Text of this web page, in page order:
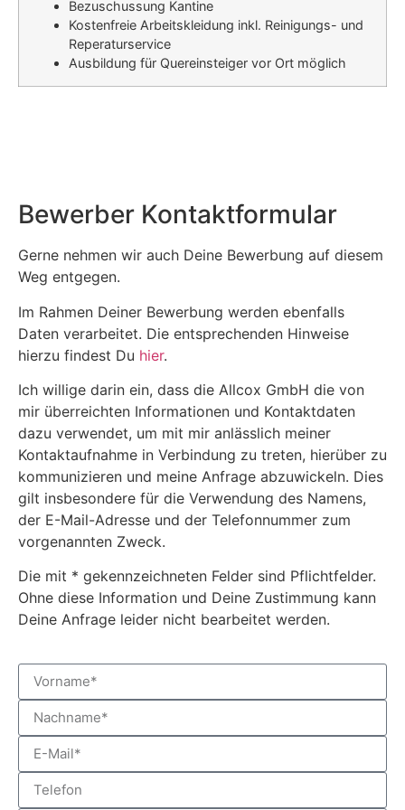
Bezuschussung Kantine
Kostenfreie Arbeitskleidung inkl. Reinigungs- und
Reperaturservice
Ausbildung für Quereinsteiger vor Ort möglich
Bewerber Kontaktformular
Gerne nehmen wir auch Deine Bewerbung auf diesem
Weg entgegen.
Im Rahmen Deiner Bewerbung werden ebenfalls
Daten verarbeitet. Die entsprechenden Hinweise
hierzu findest Du hier.
Ich willige darin ein, dass die Allcox GmbH die von
mir überreichten Informationen und Kontaktdaten
dazu verwendet, um mit mir anlässlich meiner
Kontaktaufnahme in Verbindung zu treten, hierüber zu
kommunizieren und meine Anfrage abzuwickeln. Dies
gilt insbesondere für die Verwendung des Namens,
der E-Mail-Adresse und der Telefonnummer zum
vorgenannten Zweck.
Die mit * gekennzeichneten Felder sind Pflichtfelder.
Ohne diese Information und Deine Zustimmung kann
Deine Anfrage leider nicht bearbeitet werden.